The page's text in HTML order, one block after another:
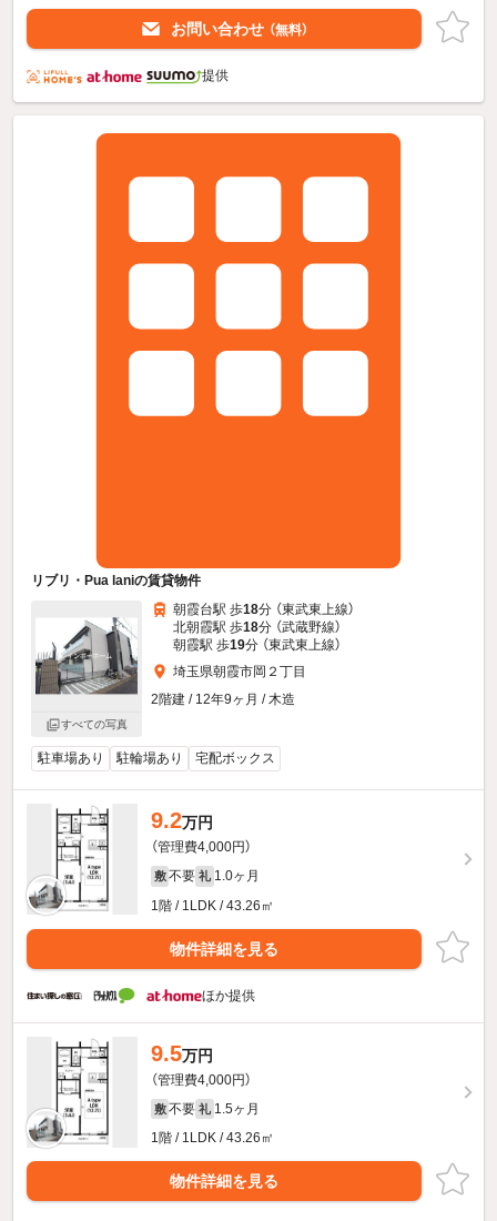
お問い合わせ （無料）
提供
リブリ・Pua laniの賃貸物件
すべての写真
朝霞台駅 歩18分 （東武東上線）
北朝霞駅 歩18分 （武蔵野線）
朝霞駅 歩19分 （東武東上線）
埼玉県朝霞市岡２丁目
2階建 / 12年9ヶ月 / 木造
駐車場あり 駐輪場あり 宅配ボックス
9.2万円
（管理費4,000円）
敷 不要 礼 1.0ヶ月
1階 / 1LDK / 43.26㎡
物件詳細を見る
ほか提供
9.5万円
（管理費4,000円）
敷 不要 礼 1.5ヶ月
1階 / 1LDK / 43.26㎡
物件詳細を見る